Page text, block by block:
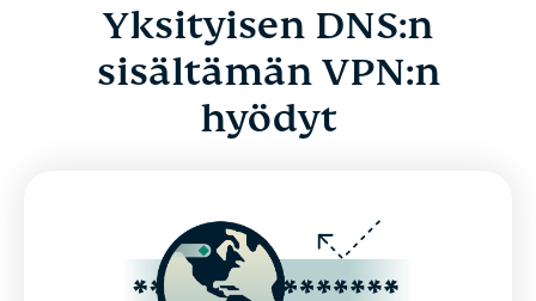
Yksityisen DNS:n
sisältämän VPN:n
hyödyt